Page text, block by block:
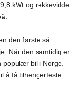
kWt og rekkevidde
den første så
Når den samtidig er
populær bil i Norge.
å få tilhengerfeste